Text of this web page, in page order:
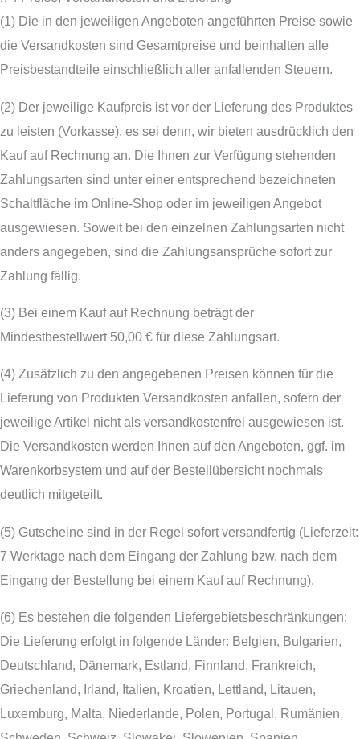
(1) Die in den jeweiligen Angeboten angeführten Preise sowie
die Versandkosten sind Gesamtpreise und beinhalten alle
Preisbestandteile einschließlich aller anfallenden Steuern.
(2) Der jeweilige Kaufpreis ist vor der Lieferung des Produktes
zu leisten (Vorkasse), es sei denn, wir bieten ausdrücklich den
Kauf auf Rechnung an. Die Ihnen zur Verfügung stehenden
Zahlungsarten sind unter einer entsprechend bezeichneten
Schaltfläche im Online-Shop oder im jeweiligen Angebot
ausgewiesen. Soweit bei den einzelnen Zahlungsarten nicht
anders angegeben, sind die Zahlungsansprüche sofort zur
Zahlung fällig.
(3) Bei einem Kauf auf Rechnung beträgt der
Mindestbestellwert 50,00 € für diese Zahlungsart.
(4) Zusätzlich zu den angegebenen Preisen können für die
Lieferung von Produkten Versandkosten anfallen, sofern der
jeweilige Artikel nicht als versandkostenfrei ausgewiesen ist.
Die Versandkosten werden Ihnen auf den Angeboten, ggf. im
Warenkorbsystem und auf der Bestellübersicht nochmals
deutlich mitgeteilt.
(5) Gutscheine sind in der Regel sofort versandfertig (Lieferzeit:
7 Werktage nach dem Eingang der Zahlung bzw. nach dem
Eingang der Bestellung bei einem Kauf auf Rechnung).
(6) Es bestehen die folgenden Liefergebietsbeschränkungen:
Die Lieferung erfolgt in folgende Länder: Belgien, Bulgarien,
Deutschland, Dänemark, Estland, Finnland, Frankreich,
Griechenland, Irland, Italien, Kroatien, Lettland, Litauen,
Luxemburg, Malta, Niederlande, Polen, Portugal, Rumänien,